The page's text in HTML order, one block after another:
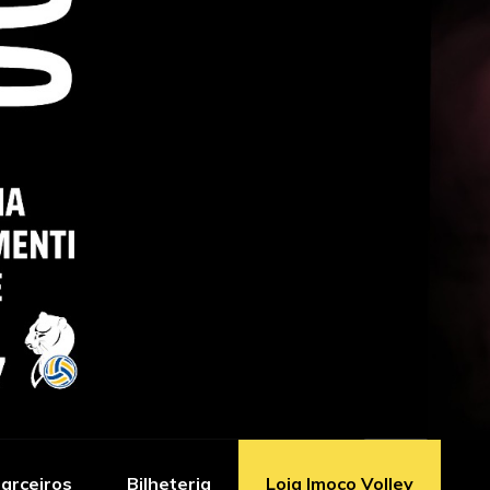
Bilheteria Loja Imoco Volley